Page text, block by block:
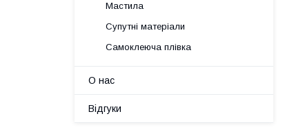
Мастила
Супутні матеріали
Самоклеюча плівка
О нас
Відгуки